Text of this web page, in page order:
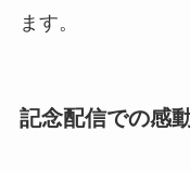
ます。
記念配信での感